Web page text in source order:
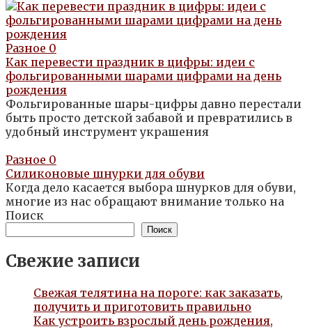
Разное 0
Как перевести праздник в цифры: идеи с
фольгированными шарами цифрами на день
рождения
Фольгированные шары-цифры давно перестали
быть просто детской забавой и превратились в
удобный инструмент украшения
Разное 0
Силиконовые шнурки для обуви
Когда дело касается выбора шнурков для обуви,
многие из нас обращают внимание только на
Поиск
Поиск
Свежие записи
Свежая телятина на пороге: как заказать,
получить и приготовить правильно
Как устроить взрослый день рождения,